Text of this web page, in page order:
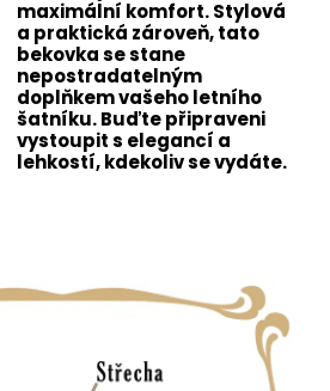
maximální komfort. Stylová
a praktická zároveň, tato
bekovka se stane
nepostradatelným
doplňkem vašeho letního
šatníku. Buďte připraveni
vystoupit s elegancí a
lehkostí, kdekoliv se vydáte.